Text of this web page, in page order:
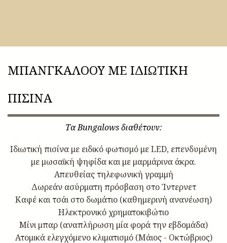
ΜΠΑΝΓΚΑΛΌΟΥ ΜΕ ΙΔΙΩΤΙΚΗ
ΠΙΣΙΝΑ
Τα Bungalows διαθέτουν:
Ιδιωτική πισίνα με ειδικό φωτισμό με LED, επενδυμένη
με μωσαϊκή ψηφίδα και με μαρμάρινα άκρα.
Απευθείας τηλεφωνική γραμμή
Δωρεάν ασύρματη πρόσβαση στο Ίντερνετ
Καφέ και τσάι στο δωμάτιο (καθημερινή ανανέωση)
Ηλεκτρονικό χρηματοκιβώτιο
Μίνι μπαρ (αναπλήρωση μία φορά την εβδομάδα)
Ατομικά ελεγχόμενο κλιματισμό (Μάιος - Οκτώβριος)